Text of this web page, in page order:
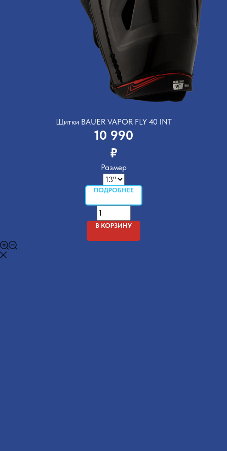
Щитки BAUER VAPOR FLY 40 INT
10 990
₽
Размер
ПОДРОБНЕЕ
В КОРЗИНУ